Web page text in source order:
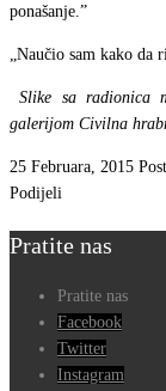
ponašanje.”
Naučio sam kako da
Slike sa radionica
galerijom Civilna
25 Februara, 2015
Podijeli
Pratite nas
Pratite nas
Facebook
Twitter
Instagram